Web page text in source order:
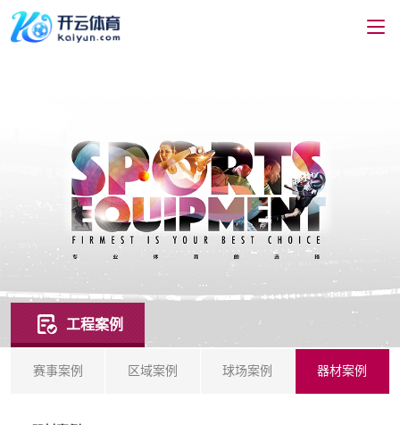
工程案例
赛事案例 区域案例 球场案例 器材案例